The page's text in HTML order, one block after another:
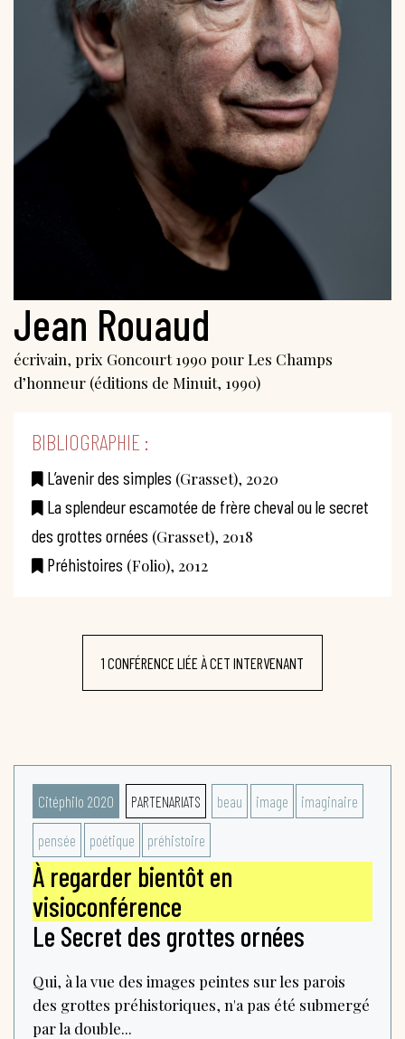
Jean Rouaud
écrivain, prix Goncourt 1990 pour Les Champs
d’honneur (éditions de Minuit, 1990)
BIBLIOGRAPHIE :
L’avenir des simples (Grasset), 2020
La splendeur escamotée de frère cheval ou le secret
des grottes ornées (Grasset), 2018
Préhistoires (Folio), 2012
1 CONFÉRENCE LIÉE À CET INTERVENANT
Citéphilo 2020 PARTENARIATS beau image imaginaire
pensée poétique préhistoire
À regarder bientôt en
visioconférence
Le Secret des grottes ornées
Qui, à la vue des images peintes sur les parois
des grottes préhistoriques, n'a pas été submergé
par la double...